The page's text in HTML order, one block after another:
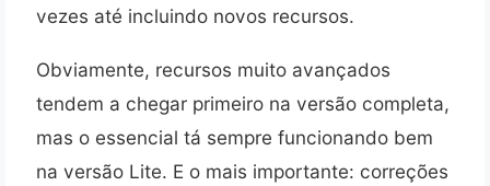
vezes até incluindo novos recursos.
Obviamente, recursos muito avançados
tendem a chegar primeiro na versão completa,
mas o essencial tá sempre funcionando bem
na versão Lite. E o mais importante: correções